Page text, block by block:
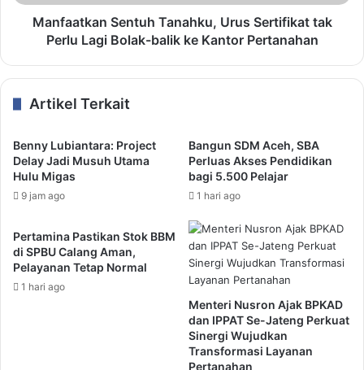
Manfaatkan Sentuh Tanahku, Urus Sertifikat tak
Perlu Lagi Bolak-balik ke Kantor Pertanahan
Artikel Terkait
Benny Lubiantara: Project
Delay Jadi Musuh Utama
Hulu Migas
9 jam ago
Bangun SDM Aceh, SBA
Perluas Akses Pendidikan
bagi 5.500 Pelajar
1 hari ago
Pertamina Pastikan Stok BBM
di SPBU Calang Aman,
Pelayanan Tetap Normal
1 hari ago
Menteri Nusron Ajak BPKAD
dan IPPAT Se-Jateng Perkuat
Sinergi Wujudkan
Transformasi Layanan
Pertanahan